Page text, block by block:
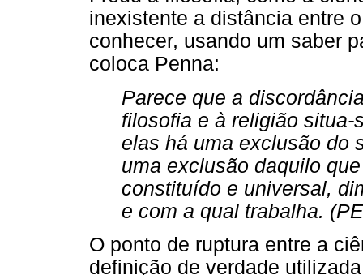
inexistente a distância entre
conhecer, usando um saber
coloca Penna:
Parece que a
filosofia e à religião
elas há uma exclusão do
uma exclusão daquilo
constituído e universal,
e com a qual trabalha.
O ponto de ruptura entre a
definição de verdade